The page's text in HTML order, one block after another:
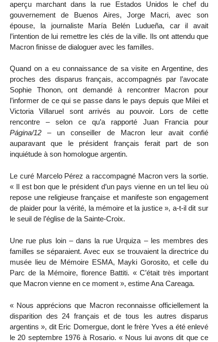
aperçu marchant dans la rue Estados Unidos le chef du
gouvernement de Buenos Aires, Jorge Macri, avec son
épouse, la journaliste María Belén Ludueña, car il avait
l’intention de lui remettre les clés de la ville. Ils ont attendu que
Macron finisse de dialoguer avec les familles.
Quand on a eu connaissance de sa visite en Argentine, des
proches des disparus français, accompagnés par l’avocate
Sophie Thonon, ont demandé à rencontrer Macron pour
l’informer de ce qui se passe dans le pays depuis que Milei et
Victoria Villaruel sont arrivés au pouvoir. Lors de cette
rencontre – selon ce qu’a rapporté Juan Francia pour
Página/12 – un conseiller de Macron leur avait confié
auparavant que le président français ferait part de son
inquiétude à son homologue argentin.
Le curé Marcelo Pérez a raccompagné Macron vers la sortie.
« Il est bon que le président d’un pays vienne en un tel lieu où
repose une religieuse française et manifeste son engagement
de plaider pour la vérité, la mémoire et la justice », a-t-il dit sur
le seuil de l’église de la Sainte-Croix.
Une rue plus loin – dans la rue Urquiza – les membres des
familles se séparaient. Avec eux se trouvaient la directrice du
musée lieu de Mémoire ESMA, Mayki Gorosito, et celle du
Parc de la Mémoire, florence Battiti. « C’était très important
que Macron vienne en ce moment », estime Ana Careaga.
« Nous apprécions que Macron reconnaisse officiellement la
disparition des 24 français et de tous les autres disparus
argentins », dit Eric Domergue, dont le frère Yves a été enlevé
le 20 septembre 1976 à Rosario. « Nous lui avons dit que ce